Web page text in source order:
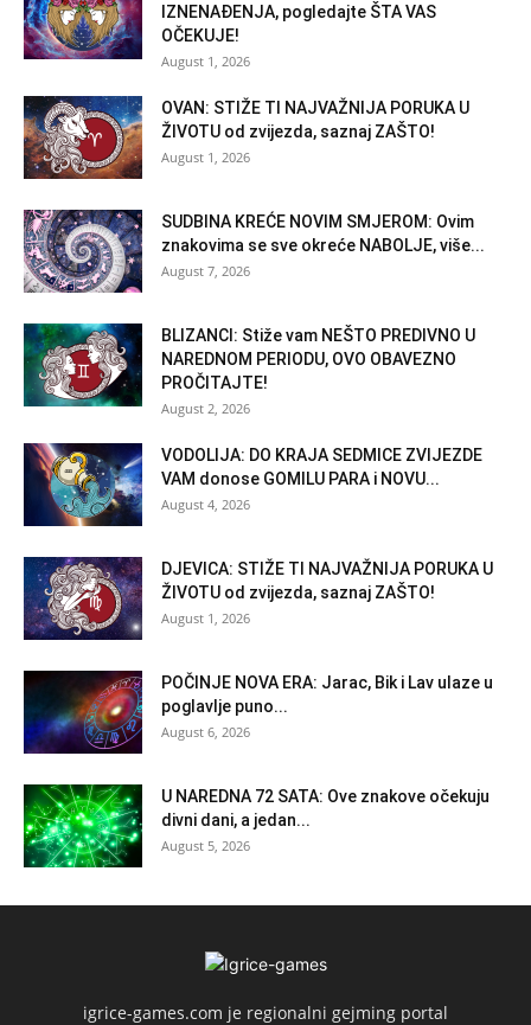
IZNENAĐENJA, pogledajte ŠTA VAS
OČEKUJE!
August 1, 2026
OVAN: STIŽE TI NAJVAŽNIJA PORUKA U
ŽIVOTU od zvijezda, saznaj ZAŠTO!
August 1, 2026
SUDBINA KREĆE NOVIM SMJEROM: Ovim
znakovima se sve okreće NABOLJE, više...
August 7, 2026
BLIZANCI: Stiže vam NEŠTO PREDIVNO U
NAREDNOM PERIODU, OVO OBAVEZNO
PROČITAJTE!
August 2, 2026
VODOLIJA: DO KRAJA SEDMICE ZVIJEZDE
VAM donose GOMILU PARA i NOVU...
August 4, 2026
DJEVICA: STIŽE TI NAJVAŽNIJA PORUKA U
ŽIVOTU od zvijezda, saznaj ZAŠTO!
August 1, 2026
POČINJE NOVA ERA: Jarac, Bik i Lav ulaze u
poglavlje puno...
August 6, 2026
U NAREDNA 72 SATA: Ove znakove očekuju
divni dani, a jedan...
August 5, 2026
igrice-games.com je regionalni gejming portal